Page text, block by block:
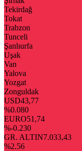
Tekirdağ
Tokat
Trabzon
Tunceli
Şanlıurfa
Uşak
Van
Yalova
Yozgat
Zonguldak
USD43,77
%0.080
EURO51,74
%-0.230
GR. ALTIN7.033,43
%2.56